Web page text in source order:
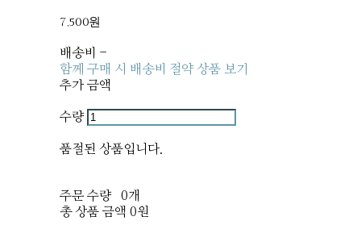
7,500원
배송비 -
함께 구매 시 배송비 절약 상품 보기
추가 금액
수량
품절된 상품입니다.
주문 수량
0개
총 상품 금액 0원